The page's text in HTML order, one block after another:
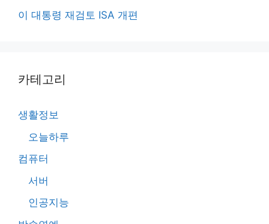
이 대통령 재검토 ISA 개편
카테고리
생활정보
오늘하루
컴퓨터
서버
인공지능